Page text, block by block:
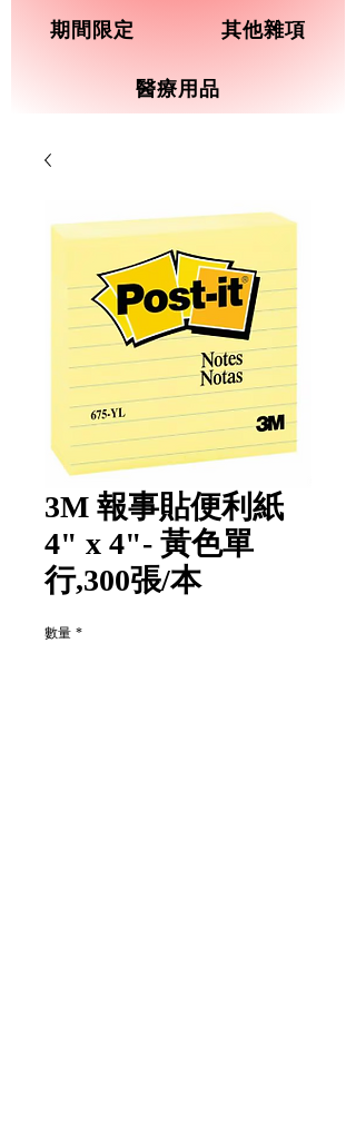
期間限定 其他雜項
醫療用品
3M 報事貼便利紙
4" x 4"- 黃色單
行,300張/本
數量 *